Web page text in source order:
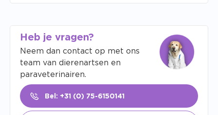
Heb je vragen?
Neem dan contact op met ons
team van dierenartsen en
paraveterinairen.
Bel: +31 (0) 75-6150141